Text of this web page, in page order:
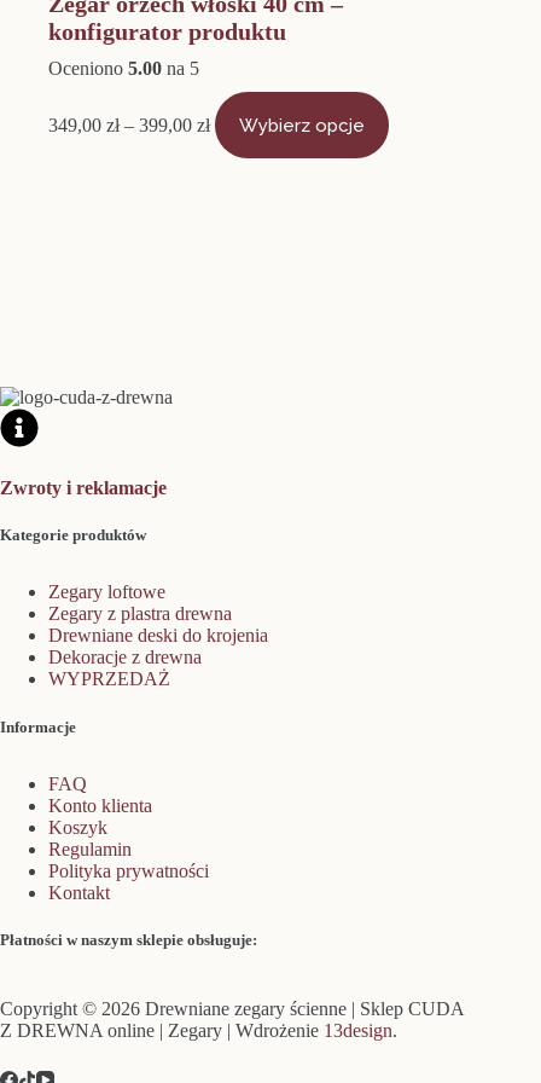
konfigurator produktu
Oceniono 5.00 na 5
349,00 zł – 399,00 zł
Zakres
cen:
od
Wybierz opcje
produkt
Zwroty i reklamacje
Kategorie produktów
Zegary loftowe
Zegary z plastra drewna
Drewniane deski do krojenia
Dekoracje z drewna
WYPRZEDAŻ
Informacje
FAQ
Konto klienta
Koszyk
Regulamin
Polityka prywatności
Kontakt
Płatności w naszym sklepie obsługuje:
Copyright © 2026 Drewniane zegary ścienne | Sklep CUDA
Z DREWNA online | Zegary | Wdrożenie 13design.